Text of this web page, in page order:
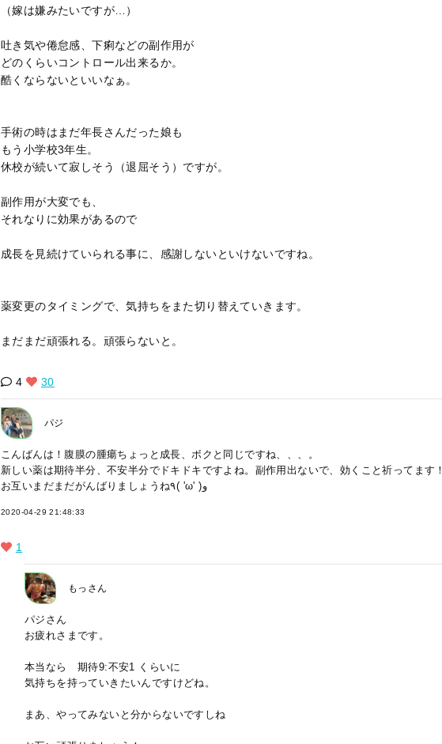
（嫁は嫌みたいですが…）
吐き気や倦怠感、下痢などの副作用が
どのくらいコントロール出来るか。
酷くならないといいなぁ。
手術の時はまだ年長さんだった娘も
もう小学校3年生。
休校が続いて寂しそう（退屈そう）ですが。
副作用が大変でも、
それなりに効果があるので
成長を見続けていられる事に、感謝しないといけないですね。
薬変更のタイミングで、気持ちをまた切り替えていきます。
まだまだ頑張れる。頑張らないと。
4 30
パジ
こんばんは！腹膜の腫瘍ちょっと成長、ボクと同じですね、、、。
新しい薬は期待半分、不安半分でドキドキですよね。副作用出ないで、効くこと祈ってます！
お互いまだまだがんばりましょうね٩( 'ω' )و
2020-04-29 21:48:33
1
もっさん
パジさん
お疲れさまです。
本当なら 期待9:不安1 くらいに
気持ちを持っていきたいんですけどね。
まあ、やってみないと分からないですしね